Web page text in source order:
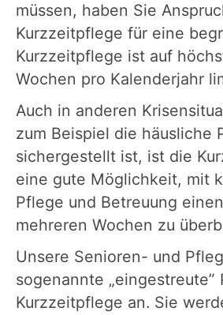
müssen, haben Sie
Kurzzeitpflege für eine
Kurzzeitpflege ist auf
Wochen pro Kalenderjahr
Auch in anderen
zum Beispiel die häusliche
sichergestellt ist, ist die
eine gute Möglichkeit, mit
Pflege und Betreuung
mehreren Wochen zu
Unsere Senioren- und
sogenannte „eingestreute”
Kurzzeitpflege an. Sie